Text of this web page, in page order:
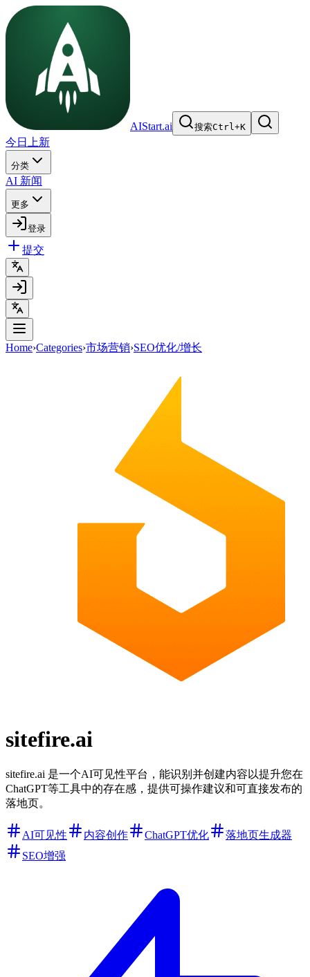
AIStart.ai 搜索Ctrl+K
今日上新
分类
AI 新闻
更多
登录
提交
Home›Categories›市场营销›SEO优化/增长
sitefire.ai
sitefire.ai 是一个AI可见性平台，能识别并创建内容以提升您在
ChatGPT等工具中的存在感，提供可操作建议和可直接发布的
落地页。
AI可见性 内容创作 ChatGPT优化
落地页生成器
SEO增强